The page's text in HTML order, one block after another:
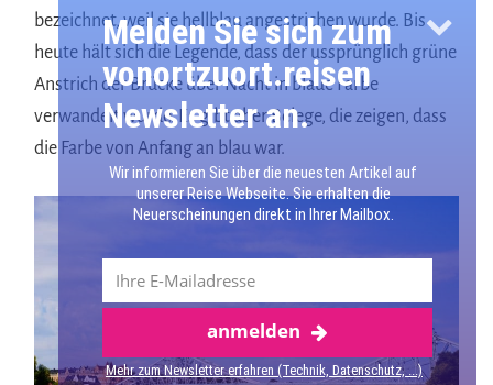
bezeichnet, weil sie hellblau angestrichen wurde. Bis
heute hält sich die Legende, dass der ussprünglich grüne
Anstrich der Brücke über Nacht in blaue Farbe
verwandelt wurde. Es gibt aber Belege, die zeigen, dass
die Farbe von Anfang an blau war.
Mehr über Dresden
Melden Sie sich zum
vonortzuort.reisen
Newsletter an.
Wir informieren Sie über die neuesten Artikel auf
unserer Reise Webseite. Sie erhalten die
Neuerscheinungen direkt in Ihrer Mailbox.
anmelden
Mehr zum Newsletter erfahren (Technik, Datenschutz, ...)